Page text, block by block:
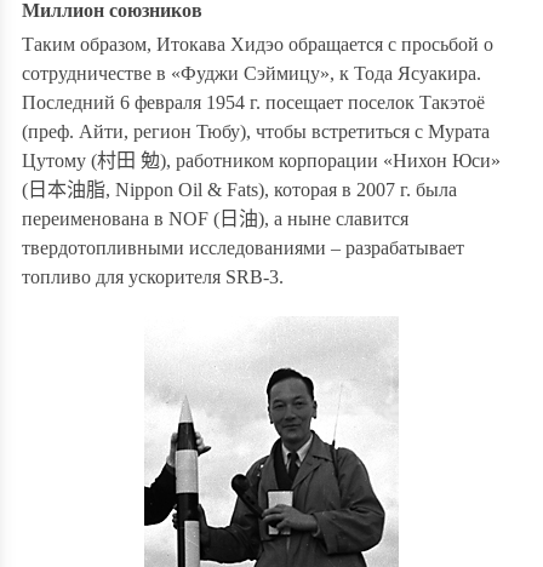
Миллион союзников
Таким образом, Итокава Хидэо обращается с просьбой о
сотрудничестве в «Фуджи Сэймицу», к Тода Ясуакира.
Последний 6 февраля 1954 г. посещает поселок Такэтоё
(преф. Айти, регион Тюбу), чтобы встретиться с Мурата
Цутому (村田 勉), работником корпорации «Нихон Юси»
(日本油脂, Nippon Oil & Fats), которая в 2007 г. была
переименована в NOF (日油), а ныне славится
твердотопливными исследованиями – разрабатывает
топливо для ускорителя SRB-3.